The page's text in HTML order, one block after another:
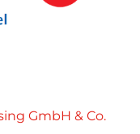
GmbH & Co.